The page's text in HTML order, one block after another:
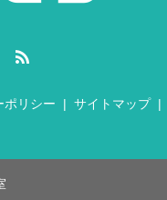
ポリシー サイトマップ